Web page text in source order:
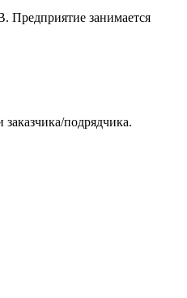
Предприятие занимается
подрядчика.